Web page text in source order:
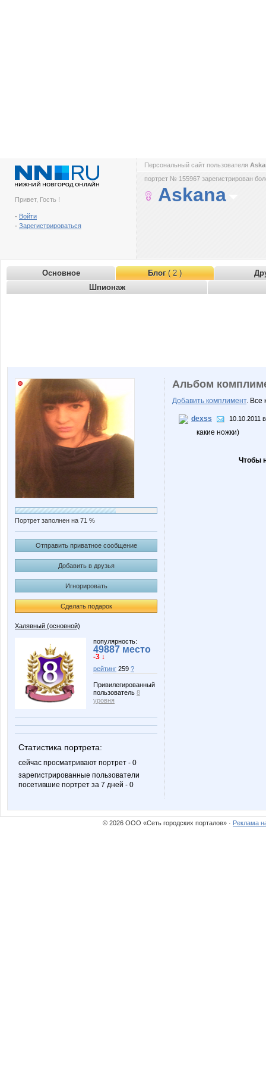
Привет, Гость !
- Войти
- Зарегистрироваться
Персональный сайт пользователя
портрет № 155967 зарегистрирован
Askana
Основное Блог( 2 )
Шпионаж
Портрет заполнен на 71 %
Отправить приватное сообщение
Добавить в друзья
Игнорировать
Сделать подарок
Халявный (основной)
популярность:
49887 место
-3 ↓
рейтинг 259 ?
Привилегированный
пользователь 8
уровня
Статистика портрета:
сейчас просматривают портрет - 0
зарегистрированные пользователи
посетившие портрет за 7 дней - 0
Альбом
Добавить комплимент. Все
dexss 10.10.2011
какие ножки)
Чтобы
© 2026 ООО «Сеть городских порталов» · Реклама